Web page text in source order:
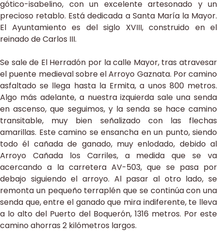
gótico-isabelino, con un excelente artesonado y un
precioso retablo. Está dedicada a Santa María la Mayor.
El Ayuntamiento es del siglo XVIII, construido en el
reinado de Carlos III.
Se sale de El Herradón por la calle Mayor, tras atravesar
el puente medieval sobre el Arroyo Gaznata. Por camino
asfaltado se llega hasta la Ermita, a unos 800 metros.
Algo más adelante, a nuestra izquierda sale una senda
en ascenso, que seguimos, y la senda se hace camino
transitable, muy bien señalizado con las flechas
amarillas. Este camino se ensancha en un punto, siendo
todo él cañada de ganado, muy enlodado, debido al
Arroyo Cañada los Carriles, a medida que se va
acercando a la carretera AV-503, que se pasa por
debajo siguiendo el arroyo. Al pasar al otro lado, se
remonta un pequeño terraplén que se continúa con una
senda que, entre el ganado que mira indiferente, te lleva
a lo alto del Puerto del Boquerón, 1316 metros. Por este
camino ahorras 2 kilómetros largos.